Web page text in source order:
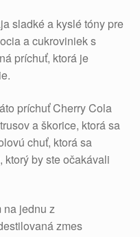
sladké a kyslé tóny pre
a cukroviniek s
príchuť, ktorá je
príchuť Cherry Cola
a škorice, ktorá sa
chuť, ktorá sa
ktorý by ste očakávali
jednu z
zmes